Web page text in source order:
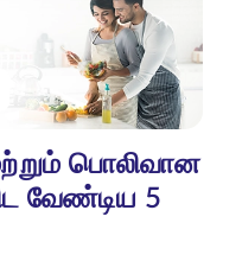
பொலிவான
வேண்டிய 5